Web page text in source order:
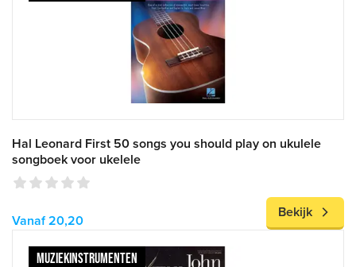
Hal Leonard First 50 songs you should play on ukulele
songboek voor ukelele
Vanaf 20,20
Bekijk
MUZIEKINSTRUMENTEN